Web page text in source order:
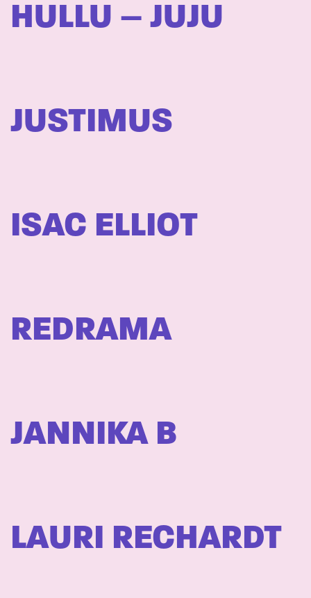
HULLU – JUJU
JUSTIMUS
ISAC ELLIOT
REDRAMA
JANNIKA B
LAURI RECHARDT